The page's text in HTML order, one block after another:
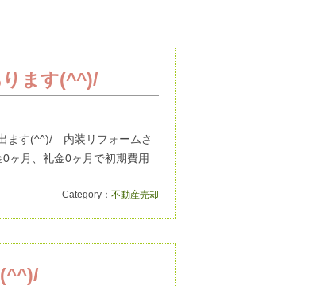
ります(^^)/
ます(^^)/ 内装リフォームさ
ヶ月、礼金0ヶ月で初期費用
Category： 不動産売却